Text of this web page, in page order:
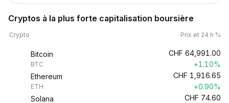
Cryptos à la plus forte capitalisation boursière
Crypto Prix et 24 h %
Bitcoin
BTC
CHF 64,991.00
+1.10%
Ethereum
ETH
CHF 1,916.65
+0.90%
Solana
CHF 74.60